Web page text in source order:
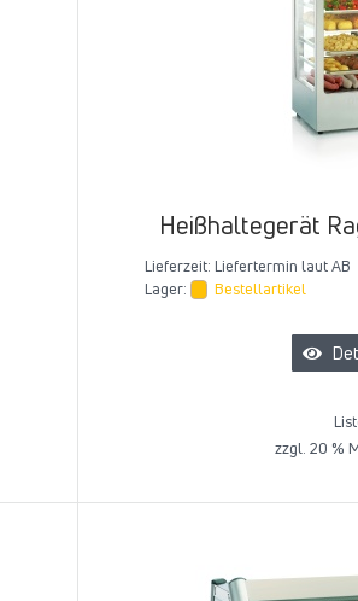
Heißhaltegerät
Lieferzeit: Liefertermin laut AB
Lager:
Bestellartikel
zzgl. 20 %